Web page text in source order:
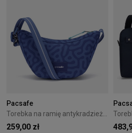
Pacsafe
Torebka na ramię antykradzieżowa Pacsafe Go 2,5L Granatowa
259,00 zł